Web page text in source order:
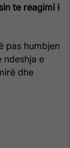
te reagimi i
pas humbjen
ndeshja e
dhe